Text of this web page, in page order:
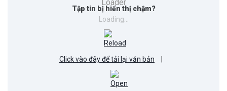
Loading...
Tập tin bị hiển thị chậm?
Click vào đây để tải lại văn bản